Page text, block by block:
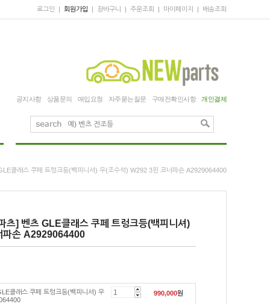
로그인 | 회원가입 | 장바구니 | 주문조회 | 마이페이지 | 배송조회
공지사항
상품문의 매입요청 자주묻는질문 구매전확인사항 개인결제
클래스 쿠페 트렁크등(백피니셔) 우(조수석) W292 3핀 코너파손 A2929064400
츠] 벤츠 GLE클래스 쿠페 트렁크등(백피니셔)
파손 A2929064400
클래스 쿠페 트렁크등(백피니셔) 우
990,000원